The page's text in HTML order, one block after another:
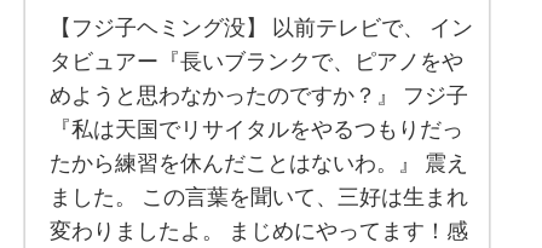
【フジ子ヘミング没】 以前テレビで、 イン
タビュアー『長いブランクで、ピアノをや
めようと思わなかったのですか？』 フジ子
『私は天国でリサイタルをやるつもりだっ
たから練習を休んだことはないわ。』 震え
ました。 この言葉を聞いて、三好は生まれ
変わりましたよ。 まじめにやってます！感